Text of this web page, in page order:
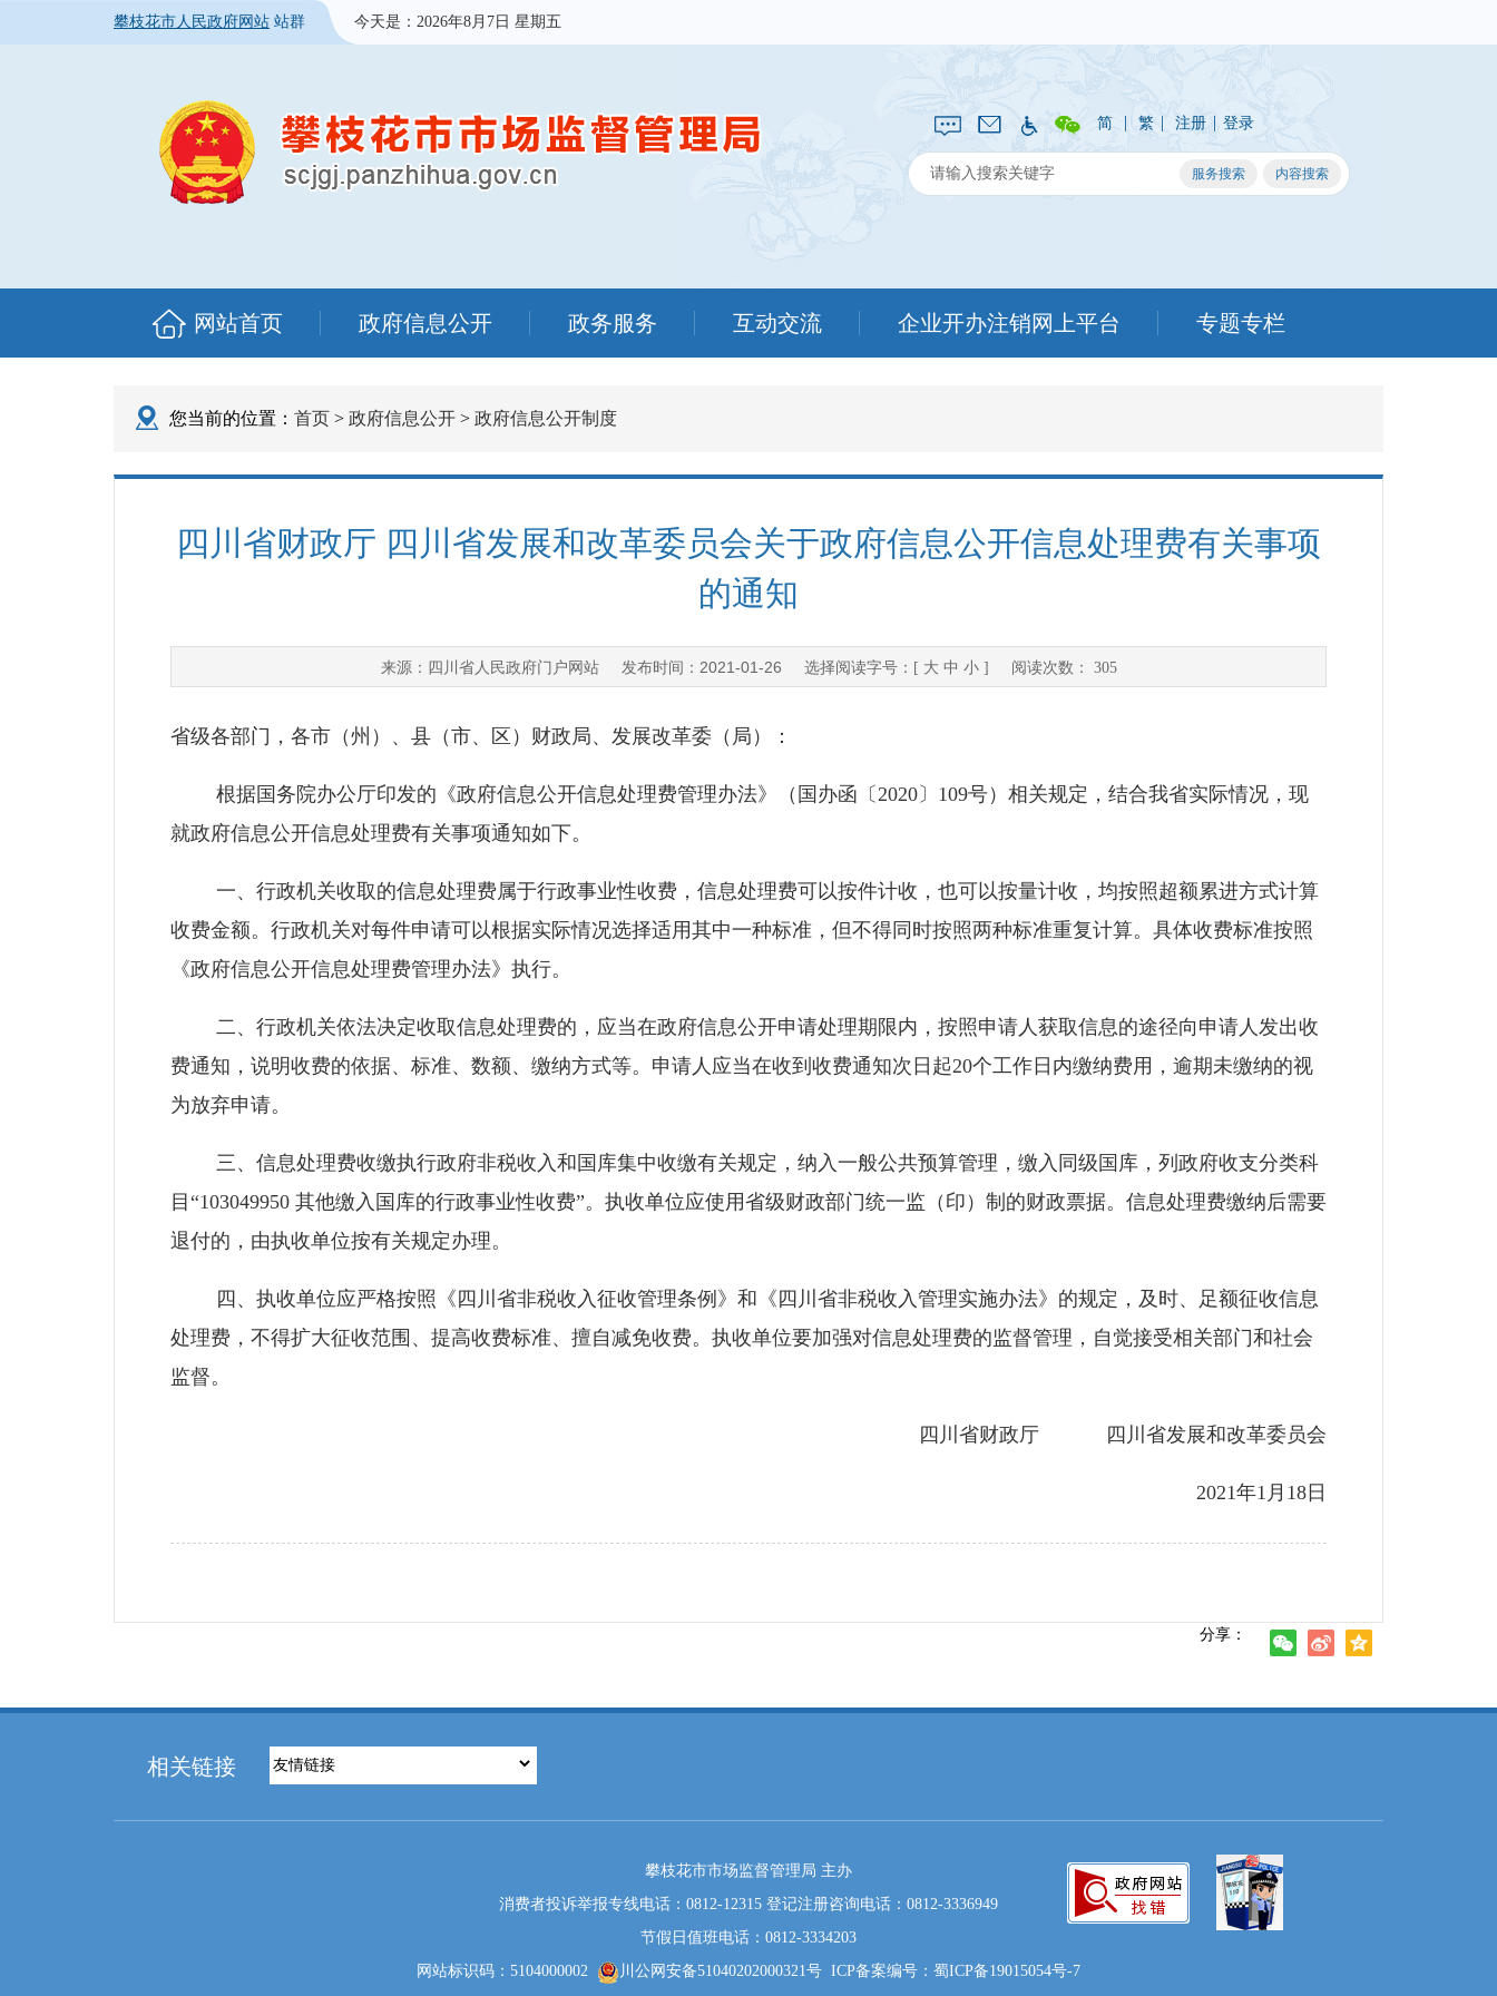
攀枝花市人民政府网站 站群 今天是： 2026年8月7日 星期五
简 | 繁 | 注册 | 登录
网站首页 政府信息公开 政务服务 互动交流 企业开办注销网上平台 专题专栏
您当前的位置： 首页 > 政府信息公开 > 政府信息公开制度
四川省财政厅 四川省发展和改革委员会关于政府信息公开信息处理费有关事项
的通知
来源： 四川省人民政府门户网站发布时间： 2021-01-26 选择阅读字号：[ 大 中 小] 阅读次数： 305
省级各部门，各市（州）、县（市、区）财政局、发展改革委（局）：
根据国务院办公厅印发的《政府信息公开信息处理费管理办法》（国办函〔2020〕109号）相关规定，结合我省实际情况，现
就政府信息公开信息处理费有关事项通知如下。
一、行政机关收取的信息处理费属于行政事业性收费，信息处理费可以按件计收，也可以按量计收，均按照超额累进方式计算
收费金额。行政机关对每件申请可以根据实际情况选择适用其中一种标准，但不得同时按照两种标准重复计算。具体收费标准按照
《政府信息公开信息处理费管理办法》执行。
二、行政机关依法决定收取信息处理费的，应当在政府信息公开申请处理期限内，按照申请人获取信息的途径向申请人发出收
费通知，说明收费的依据、标准、数额、缴纳方式等。申请人应当在收到收费通知次日起20个工作日内缴纳费用，逾期未缴纳的视
为放弃申请。
三、信息处理费收缴执行政府非税收入和国库集中收缴有关规定，纳入一般公共预算管理，缴入同级国库，列政府收支分类科
目“103049950 其他缴入国库的行政事业性收费”。执收单位应使用省级财政部门统一监（印）制的财政票据。信息处理费缴纳后需要
退付的，由执收单位按有关规定办理。
四、执收单位应严格按照《四川省非税收入征收管理条例》和《四川省非税收入管理实施办法》的规定，及时、足额征收信息
处理费，不得扩大征收范围、提高收费标准、擅自减免收费。执收单位要加强对信息处理费的监督管理，自觉接受相关部门和社会
监督。
四川省财政厅 四川省发展和改革委员会
2021年1月18日
分享：
相关链接
攀枝花市市场监督管理局 主办
消费者投诉举报专线电话：0812-12315 登记注册咨询电话：0812-3336949
节假日值班电话：0812-3334203
网站标识码：5104000002
川公网安备51040202000321号 ICP备案编号：蜀ICP备19015054号-7